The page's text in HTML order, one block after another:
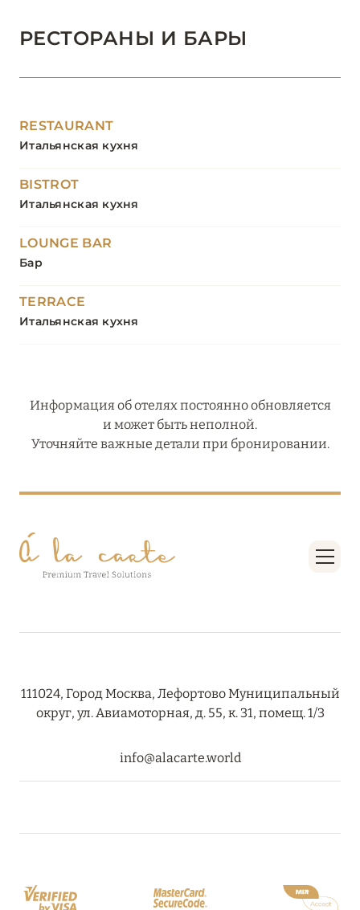
РЕСТОРАНЫ И БАРЫ
RESTAURANT
Итальянская кухня
BISTROT
Итальянская кухня
LOUNGE BAR
Бар
TERRACE
Итальянская кухня
Информация об отелях постоянно обновляется
и может быть неполной.
Уточняйте важные детали при бронировании.
111024, Город Москва, Лефортово Муниципальный
округ, ул. Авиамоторная, д. 55, к. 31, помещ. 1/3
info@alacarte.world